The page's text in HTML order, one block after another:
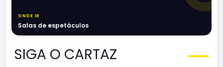
ONDE IR
Salas de espetáculos
SIGA O CARTAZ